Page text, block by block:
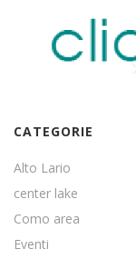
CATEGORIE
Alto Lario
center lake
Como area
Eventi